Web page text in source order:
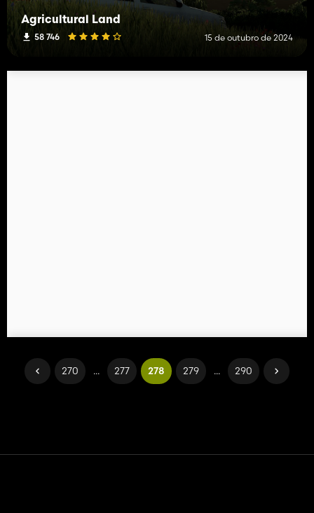
Agricultural Land
58 746 15 de outubro de 2024
270 ... 277 278 279 ... 290